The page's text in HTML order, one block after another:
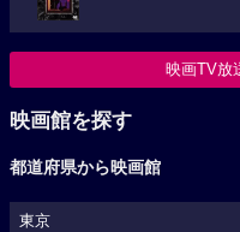
映画TV放
映画館を探す
都道府県から映画館
東京